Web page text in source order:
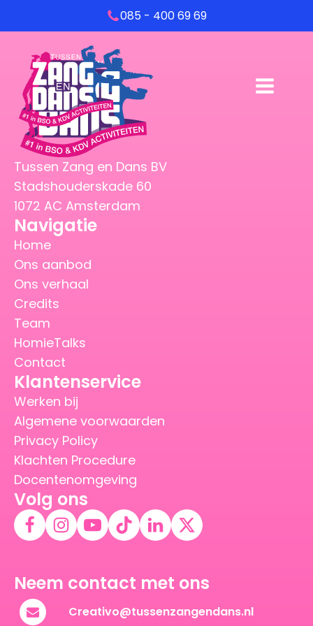
085 - 400 69 69
Tussen Zang en Dans BV
Stadshouderskade 60
1072 AC Amsterdam
Navigatie
Home
Ons aanbod
Ons verhaal
Credits
Team
HomieTalks
Contact
Klantenservice
Werken bij
Algemene voorwaarden
Privacy Policy
Klachten Procedure
Docentenomgeving
Volg ons
Neem contact met ons
Creativo@tussenzangendans.nl